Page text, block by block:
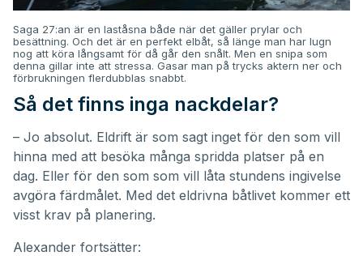
Saga 27:an är en laståsna både när det gäller prylar och
besättning. Och det är en perfekt elbåt, så länge man har lugn
nog att köra långsamt för då går den snålt. Men en snipa som
denna gillar inte att stressa. Gasar man på trycks aktern ner och
förbrukningen flerdubblas snabbt.
Så det finns inga nackdelar?
– Jo absolut. Eldrift är som sagt inget för den som vill
hinna med att besöka många spridda platser på en
dag. Eller för den som som vill låta stundens ingivelse
avgöra färdmålet. Med det eldrivna båtlivet kommer ett
visst krav på planering.
Alexander fortsätter: